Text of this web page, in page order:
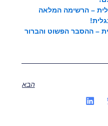
– הרשימה המלאה
– ההסבר הפשוט והברור
הבא